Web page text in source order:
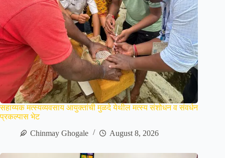
सहाय्यक मत्स्यव्यवसाय आयुक्तांची मुळदे येथील मत्स्य संशोधन व संवर्धन
प्रकल्पास भेट
Chinmay Ghogale
August 8, 2026